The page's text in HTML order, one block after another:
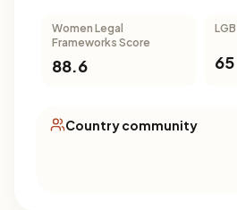
Women Legal
Frameworks Score
88.6 65
Country community